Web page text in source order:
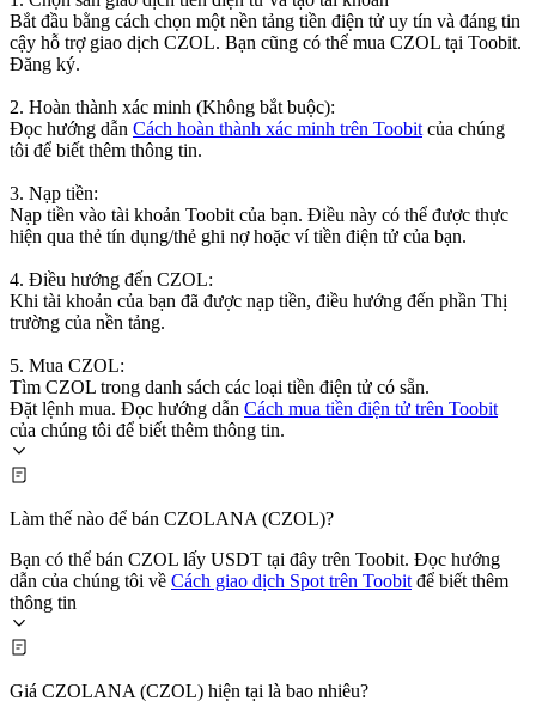
Bắt đầu bằng cách chọn một nền tảng tiền điện tử uy tín và đáng tin
cậy hỗ trợ giao dịch CZOL. Bạn cũng có thể mua CZOL tại Toobit.
Đăng ký.
2. Hoàn thành xác minh (Không bắt buộc):
Đọc hướng dẫn Cách hoàn thành xác minh trên Toobit của chúng
tôi để biết thêm thông tin.
3. Nạp tiền:
Nạp tiền vào tài khoản Toobit của bạn. Điều này có thể được thực
hiện qua thẻ tín dụng/thẻ ghi nợ hoặc ví tiền điện tử của bạn.
4. Điều hướng đến CZOL:
Khi tài khoản của bạn đã được nạp tiền, điều hướng đến phần Thị
trường của nền tảng.
5. Mua CZOL:
Tìm CZOL trong danh sách các loại tiền điện tử có sẵn.
Đặt lệnh mua. Đọc hướng dẫn Cách mua tiền điện tử trên Toobit
của chúng tôi để biết thêm thông tin.
Làm thế nào để bán CZOLANA (CZOL)?
Bạn có thể bán CZOL lấy USDT tại đây trên Toobit. Đọc hướng
dẫn của chúng tôi về Cách giao dịch Spot trên Toobit để biết thêm
thông tin
Giá CZOLANA (CZOL) hiện tại là bao nhiêu?